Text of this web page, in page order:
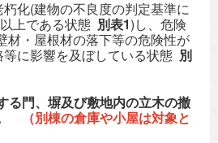
化(建物の不良度の判定基準に
上である状態 別表1)し、危険
材・屋根材の落下等の危険性が
に影響を及ぼしている状態 別
る門、塀及び敷地内の立木の撤
（別棟の倉庫や小屋は対象と